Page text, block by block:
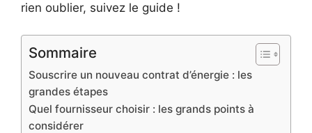
rien oublier, suivez le guide !
Sommaire
Souscrire un nouveau contrat d’énergie : les
grandes étapes
Quel fournisseur choisir : les grands points à
considérer